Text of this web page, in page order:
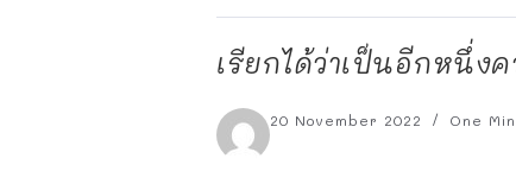
เรียกได้ว่าเป็นอีกหนึ่ง
20 November 2022 One